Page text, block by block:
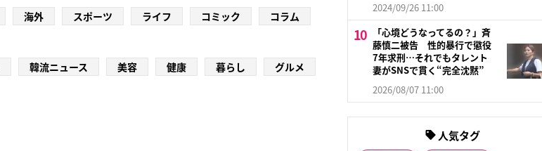
海外 スポーツ ライフ コミック
コラム
韓流ニュース 美容 健康 暮らし グルメ
2024/09/26 11:00
「心境どうなってるの？」斉
藤慎二被告 性的暴行で懲役
7年求刑…それでもタレント
妻がSNSで貫く“完全沈黙”
2026/08/07 11:00
人気タグ